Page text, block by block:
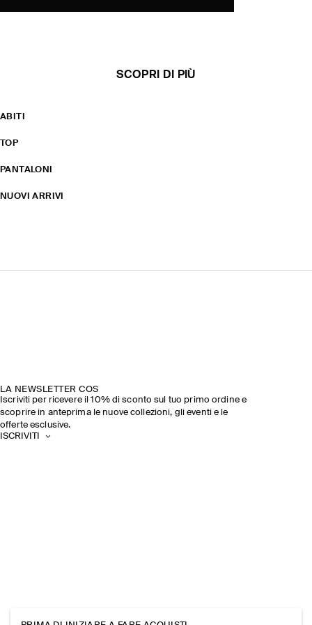
SCOPRI DI PIÙ
ABITI
TOP
PANTALONI
NUOVI ARRIVI
LA NEWSLETTER COS
Iscriviti per ricevere il 10% di sconto sul tuo primo ordine e
scoprire in anteprima le nuove collezioni, gli eventi e le
offerte esclusive.
ISCRIVITI